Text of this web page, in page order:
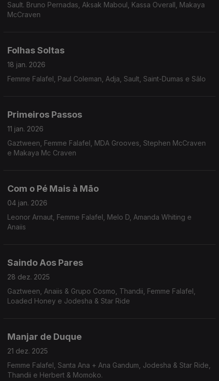
Sault. Bruno Pernadas, Aksak Maboul, Kassa Overall, Makaya
McCraven
Folhas Soltas
18 jan. 2026
Femme Falafel, Paul Coleman, Adja, Sault, Saint-Dumas e Sâlo
Primeiros Passos
11 jan. 2026
Gaztween, Femme Falafel, MDA Grooves, Stephen McCraven
e Makaya Mc Craven
Com o Pé Mais à Mão
04 jan. 2026
Leonor Arnaut, Femme Falafel, Melo D, Amanda Whiting e
Anaiis
Saindo Aos Pares
28 dez. 2025
Gaztween, Anaiis & Grupo Cosmo, Thandii, Femme Falafel,
Loaded Honey e Jodesha & Star Ride
Manjar de Duque
21 dez. 2025
Femme Falafel, Santa Ana + Ana Gandum, Jodesha & Star Ride,
Thandii e Herbert & Momoko.